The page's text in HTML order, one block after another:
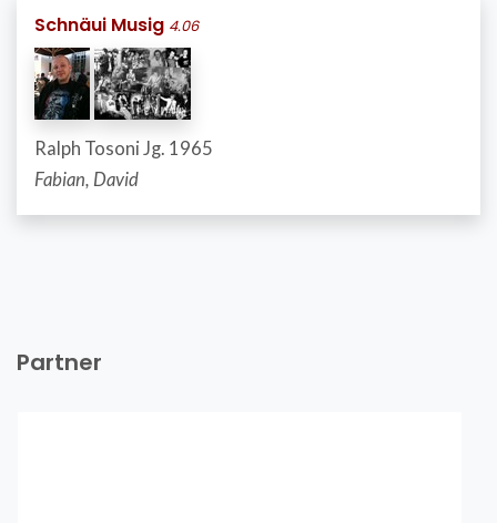
Schnäui Musig 4.06
Ralph Tosoni Jg. 1965
Fabian, David
Partner